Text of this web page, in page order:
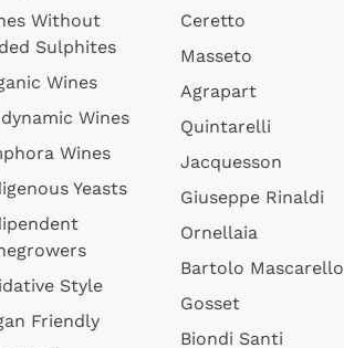
Without
Sulphites
Wines
Wines
Wines
Yeasts
Style
Friendly
Ceretto
Masseto
Agrapart
Quintarelli
Jacquesson
Giuseppe Rinaldi
Ornellaia
Bartolo Mascarello
Gosset
Biondi Santi